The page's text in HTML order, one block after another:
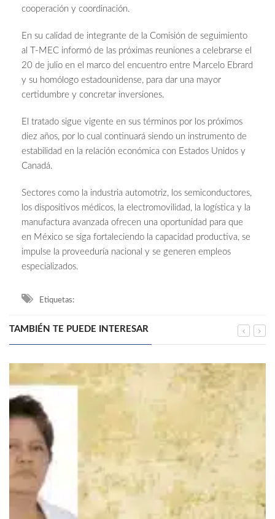
cooperación y coordinación.
En su calidad de integrante de la Comisión de seguimiento
al T-MEC informó de las próximas reuniones a celebrarse el
20 de julio en el marco del encuentro entre Marcelo Ebrard
y su homólogo estadounidense, para dar una mayor
certidumbre y concretar inversiones.
El tratado sigue vigente en sus términos por los próximos
diez años, por lo cual continuará siendo un instrumento de
estabilidad en la relación económica con Estados Unidos y
Canadá.
Sectores como la industria automotriz, los semiconductores,
los dispositivos médicos, la electromovilidad, la logística y la
manufactura avanzada ofrecen una oportunidad para que
en México se siga fortaleciendo la capacidad productiva, se
impulse la proveeduría nacional y se generen empleos
especializados.
Etiquetas:
TAMBIÉN TE PUEDE INTERESAR